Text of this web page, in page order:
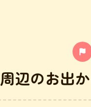
周辺のお出